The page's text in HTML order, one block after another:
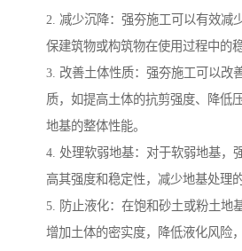
2. 减少沉降：强夯施工可以有效减
保建筑物或构筑物在使用过程中的
3. 改善土体性质：强夯施工可以改
质，如提高土体的抗剪强度、降低
地基的整体性能。
4. 处理软弱地基：对于软弱地基，
高其强度和稳定性，减少地基处理
5. 防止液化：在饱和砂土或粉土地
增加土体的密实度，降低液化风险